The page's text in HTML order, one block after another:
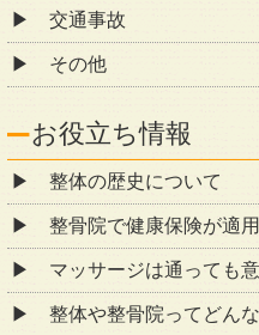
交通事故
その他
お役立ち情報
整体の歴史について
整骨院で健康保険が適
マッサージは通っても
整体や整骨院ってどん